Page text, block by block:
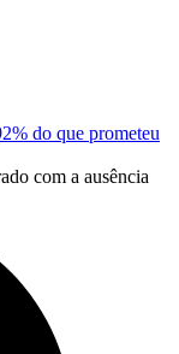
do que prometeu
com a ausência